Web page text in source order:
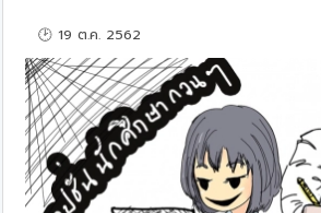
🕑 19 ต.ค. 2562